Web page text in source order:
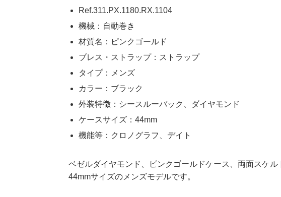
Ref.311.PX.1180.RX.1104
機械：自動巻き
材質名：ピンクゴールド
ブレス・ストラップ：ストラップ
タイプ：メンズ
カラー：ブラック
外装特徴：シースルーバック、ダイヤモンド
ケースサイズ：44mm
機能等：クロノグラフ、デイト
ベゼルダイヤモンド、ピンクゴールドケース、両面スケ
44mmサイズのメンズモデルです。